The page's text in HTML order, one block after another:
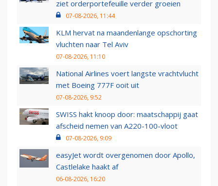
ziet orderportefeuille verder groeien
07-08-2026, 11:44
KLM hervat na maandenlange opschorting
vluchten naar Tel Aviv
07-08-2026, 11:10
National Airlines voert langste vrachtvlucht
met Boeing 777F ooit uit
07-08-2026, 9:52
SWISS hakt knoop door: maatschappij gaat
afscheid nemen van A220-100-vloot
07-08-2026, 9:09
easyJet wordt overgenomen door Apollo,
Castlelake haakt af
06-08-2026, 16:20